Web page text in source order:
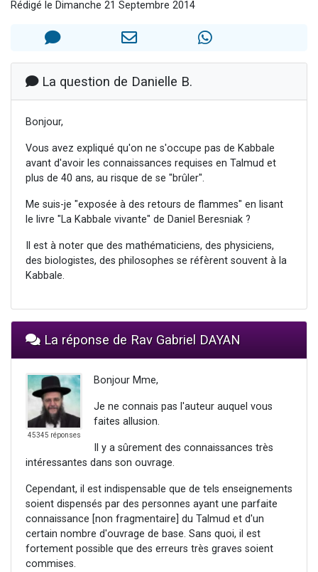
Il reste 49 places pour étudier en groupe sur Zoom
12 nouvelles musiques dans Torah-Box Music
2 personnes viennent de nous rejoindre sur WhatsApp
Rédigé le Dimanche 21 Septembre 2014
La question de Danielle B.
Bonjour,
Vous avez expliqué qu'on ne s'occupe pas de Kabbale
avant d'avoir les connaissances requises en Talmud et
plus de 40 ans, au risque de se "brûler".
Me suis-je "exposée à des retours de flammes" en lisant
le livre "La Kabbale vivante" de Daniel Beresniak ?
Il est à noter que des mathématiciens, des physiciens,
des biologistes, des philosophes se réfèrent souvent à la
Kabbale.
La réponse de Rav Gabriel DAYAN
45345 réponses
Bonjour Mme,
Je ne connais pas l'auteur auquel vous
faites allusion.
Il y a sûrement des connaissances très
intéressantes dans son ouvrage.
Cependant, il est indispensable que de tels enseignements
soient dispensés par des personnes ayant une parfaite
connaissance [non fragmentaire] du Talmud et d'un
certain nombre d'ouvrage de base. Sans quoi, il est
fortement possible que des erreurs très graves soient
commises.